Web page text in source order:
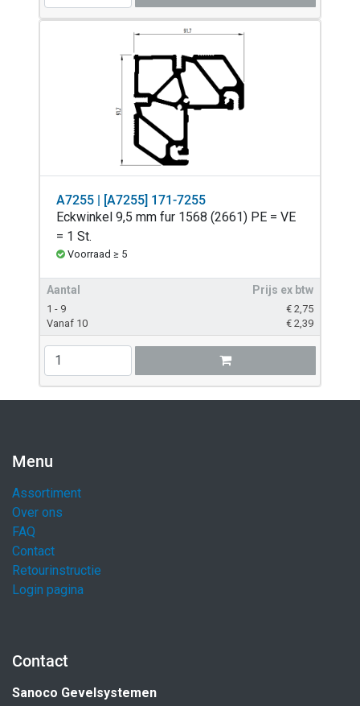
A7255 | [A7255] 171-7255
Eckwinkel 9,5 mm fur 1568 (2661) PE = VE
= 1 St.
Voorraad ≥ 5
Aantal Prijs ex btw
1 - 9 € 2,75
Vanaf 10
€ 2,39
Menu
Assortiment
Over ons
FAQ
Contact
Retourinstructie
Login pagina
Contact
Sanoco Gevelsystemen